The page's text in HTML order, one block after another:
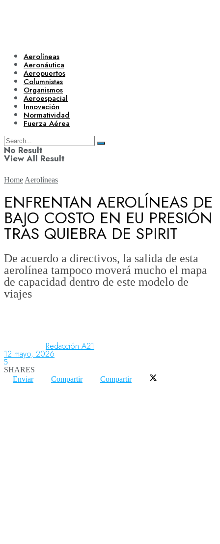
Aerolíneas
Aeronáutica
Aeropuertos
Columnistas
Organismos
Aeroespacial
Innovación
Normatividad
Fuerza Aérea
No Result
View All Result
Aerolíneas
Aeronáutica
Aeropuertos
Organismos
Home Aerolíneas
ENFRENTAN AEROLÍNEAS DE
BAJO COSTO EN EU PRESIÓN
TRAS QUIEBRA DE SPIRIT
De acuerdo a directivos, la salida de esta
aerolínea tampoco moverá mucho el mapa
de capacidad dentro de este modelo de
viajes
Redacción A21
12 mayo, 2026
5
SHARES
Enviar
Compartir Compartir